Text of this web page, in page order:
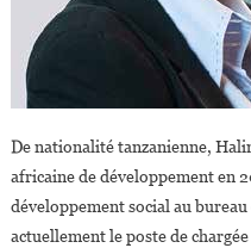
De nationalité tanzanienne,
africaine de développement en
développement social au
actuellement le poste de